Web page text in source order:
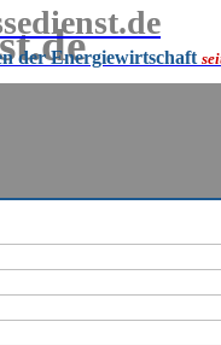
der Energiewirtschaft